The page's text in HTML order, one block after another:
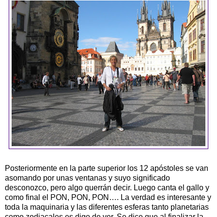
Posteriormente en la parte superior los 12 apóstoles se van
asomando por unas ventanas y suyo significado
desconozco, pero algo querrán decir. Luego canta el gallo y
como final el PON, PON, PON…. La verdad es interesante y
toda la maquinaria y las diferentes esferas tanto planetarias